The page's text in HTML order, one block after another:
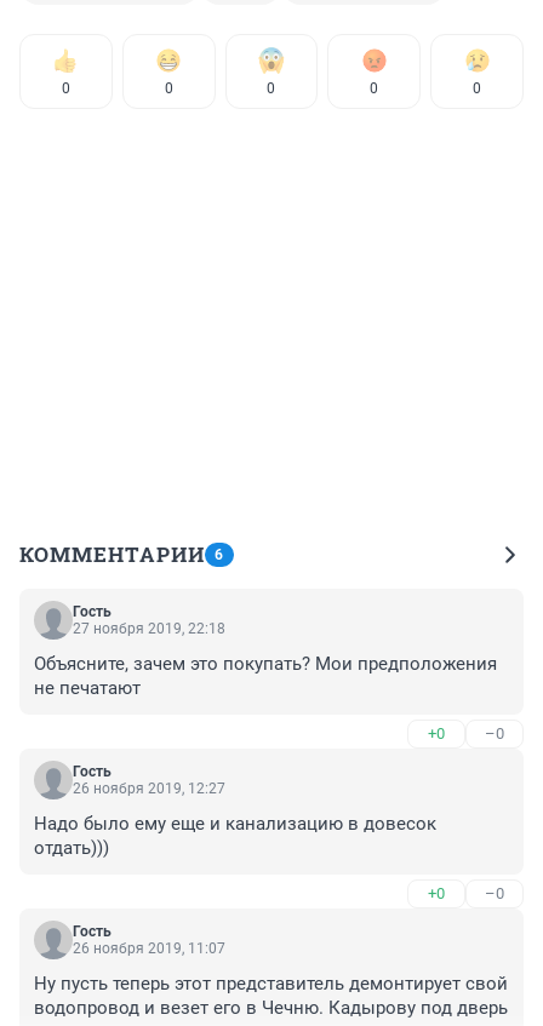
0 0 0 0 0
КОММЕНТАРИИ 6
Гость
27 ноября 2019, 22:18
Объясните, зачем это покупать? Мои предположения
не печатают
+0 –0
Гость
26 ноября 2019, 12:27
Надо было ему еще и канализацию в довесок
отдать)))
+0 –0
Гость
26 ноября 2019, 11:07
Ну пусть теперь этот представитель демонтирует свой
водопровод и везет его в Чечню. Кадырову под дверь